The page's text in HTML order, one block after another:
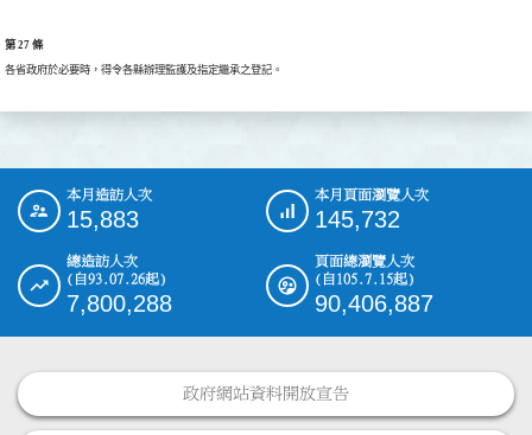
第 27 條
各省政府於必要時，得令各縣辦理監護及指定繼承之登記。
::: 本月造訪人次
15,883
本月頁面瀏覽人次
145,732
總造訪人次
(自93.07.26起)
7,800,288
頁面總瀏覽人次
(自105.7.15起)
90,406,887
政府網站資料開放宣告